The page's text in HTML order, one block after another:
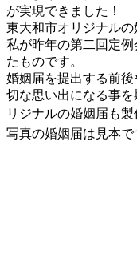
日
時
:
が実現できました！
東大和市オリジナルの
私が昨年の第二回定
たものです。
婚姻届を提出する前
切な思い出になる事
リジナルの婚姻届も製
写真の婚姻届は見本で